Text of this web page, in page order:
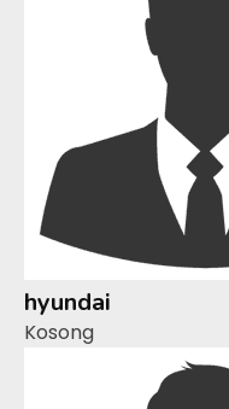
hyundai
Kosong